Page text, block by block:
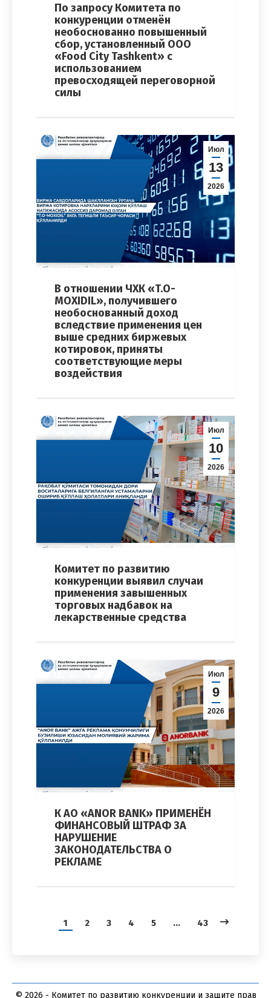
По запросу Комитета по
конкуренции отменён
необоснованно повышенный
сбор, установленный ООО
«Food City Tashkent» с
использованием
превосходящей переговорной
силы
Июл
13
2026
В отношении ЧХК «T.O-
MOXIDIL», получившего
необоснованный доход
вследствие применения цен
выше средних биржевых
котировок, приняты
соответствующие меры
воздействия
Июл
10
2026
Комитет по развитию
конкуренции выявил случаи
применения завышенных
торговых надбавок на
лекарственные средства
Июл
9
2026
К АО «ANOR BANK» ПРИМЕНЁН
ФИНАНСОВЫЙ ШТРАФ ЗА
НАРУШЕНИЕ
ЗАКОНОДАТЕЛЬСТВА О
РЕКЛАМЕ
1 2 3 4 5 … 43
© 2026 - Комитет по развитию конкуренции и защите прав